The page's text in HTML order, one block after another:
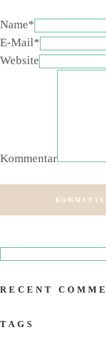
Name*
E-Mail*
Website
Kommentar
RECENT
TAGS